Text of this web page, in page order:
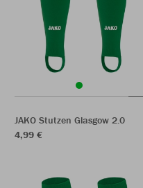
JAKO Stutzen Glasgow 2.0
4,99 €